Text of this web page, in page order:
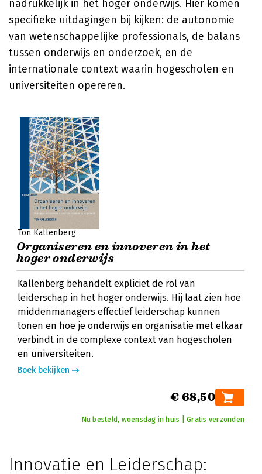
nadrukkelijk in het hoger onderwijs. Hier komen
specifieke uitdagingen bij kijken: de autonomie
van wetenschappelijke professionals, de balans
tussen onderwijs en onderzoek, en de
internationale context waarin hogescholen en
universiteiten opereren.
Ton Kallenberg
Organiseren en innoveren in het
hoger onderwijs
Kallenberg behandelt expliciet de rol van
leiderschap in het hoger onderwijs. Hij laat zien hoe
middenmanagers effectief leiderschap kunnen
tonen en hoe je onderwijs en organisatie met elkaar
verbindt in de complexe context van hogescholen
en universiteiten.
Boek bekijken
€ 68,50
Nu besteld, woensdag in huis | Gratis verzonden
Innovatie en Leiderschap: